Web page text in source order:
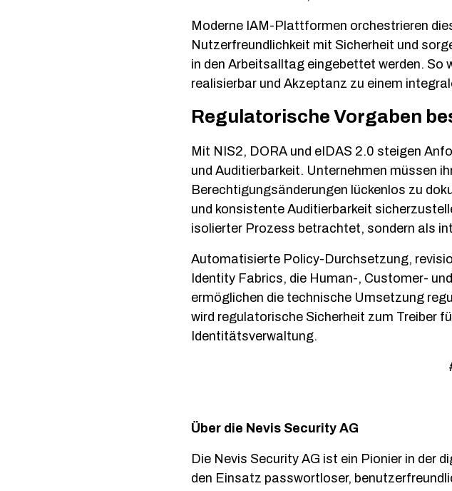
Moderne IAM-Plattformen orchestrieren
Nutzerfreundlichkeit mit Sicherheit und
in den Arbeitsalltag eingebettet werden. So
realisierbar und Akzeptanz zu einem
Regulatorische Vorgaben
Mit NIS2, DORA und eIDAS 2.0 steigen
und Auditierbarkeit. Unternehmen müssen
Berechtigungsänderungen lückenlos zu
und konsistente Auditierbarkeit
isolierter Prozess betrachtet, sondern als
Automatisierte Policy-Durchsetzung,
Identity Fabrics, die Human-, Customer-
ermöglichen die technische Umsetzung
wird regulatorische Sicherheit zum Treiber
Identitätsverwaltung.
Über die Nevis Security AG
Die Nevis Security AG ist ein Pionier in der
den Einsatz passwortloser,